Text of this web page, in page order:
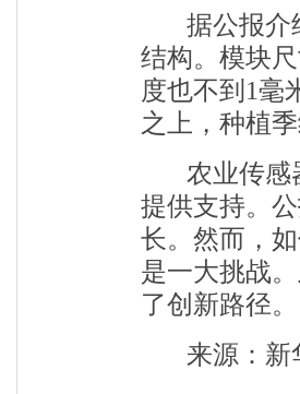
据公报介
结构。模块
度也不到1毫
之上，种植
农业传感
提供支持。
长。然而，
是一大挑战
了创新路径。
来源：新